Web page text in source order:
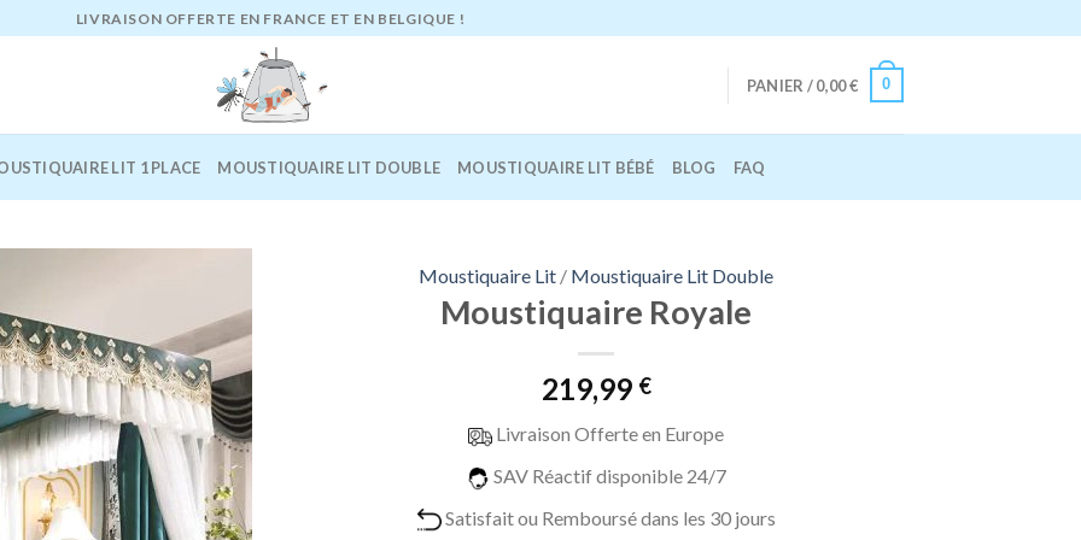
LIVRAISON OFFERTE EN FRANCE ET EN BELGIQUE !
PANIER /0,00€ 0
LIT 1 PLACE MOUSTIQUAIRE LIT DOUBLE MOUSTIQUAIRE LIT BÉBÉ BLOG FAQ
Moustiquaire Lit / Moustiquaire Lit Double
Moustiquaire Royale
219,99 €
Livraison Offerte en Europe
SAV Réactif disponible 24/7
Satisfait ou Remboursé dans les 30 jours